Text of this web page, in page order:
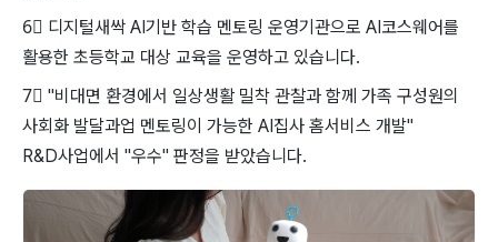
6⃣ 디지털새싹 AI기반 학습 멘토링 운영기관으로 AI코스웨어를
활용한 초등학교 대상 교육을 운영하고 있습니다.
7⃣ "비대면 환경에서 일상생활 밀착 관찰과 함께 가족 구성원의
사회화 발달과업 멘토링이 가능한 AI집사 홈서비스 개발"
R&D사업에서 "우수" 판정을 받았습니다.